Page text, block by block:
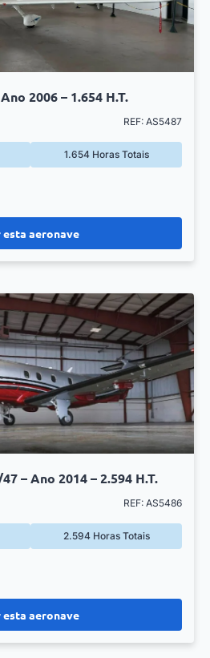
2006 – 1.654 H.T.
REF: AS5487
1.654 Horas Totais
esta aeronave
– Ano 2014 – 2.594 H.T.
REF: AS5486
2.594 Horas Totais
esta aeronave